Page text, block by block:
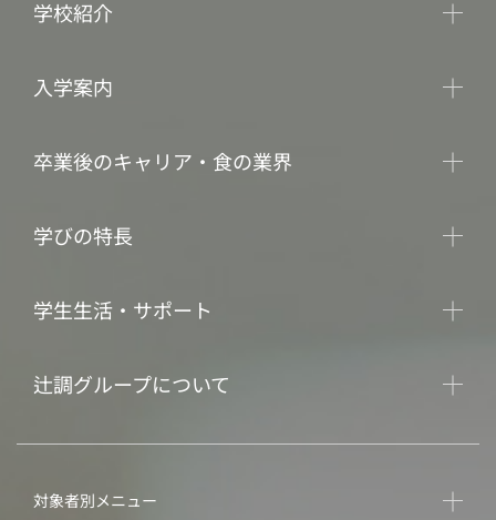
学校紹介
入学案内
卒業後のキャリア・食の業界
学びの特長
学生生活・サポート
辻調グループについて
対象者別メニュー